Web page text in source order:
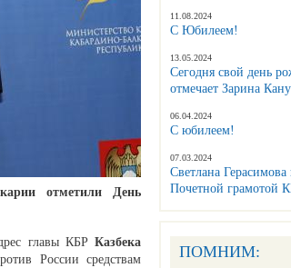
11.08.2024
С Юбилеем!
13.05.2024
Сегодня свой день
отмечает Зарина
06.04.2024
С юбилеем!
07.03.2024
Светлана Герасимова
Почетной грамотой
ПОМНИМ:
отметили День
главы КБРКазбека
России средствам